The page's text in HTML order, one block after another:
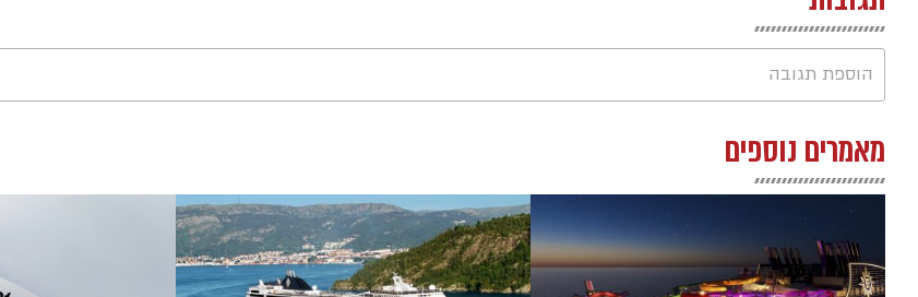
הוספת תגובה
מאמרים נוספים